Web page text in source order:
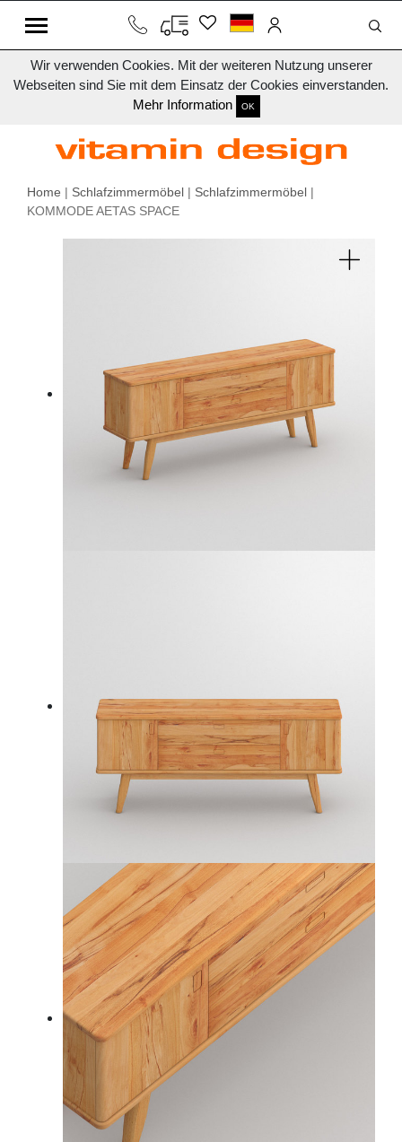
Wir verwenden Cookies. Mit der weiteren Nutzung unserer
Webseiten sind Sie mit dem Einsatz der Cookies einverstanden.
Mehr Information
OK
Home | Schlafzimmermöbel | Schlafzimmermöbel |
KOMMODE AETAS SPACE